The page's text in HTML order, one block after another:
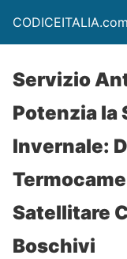
CODICEITALIA.com
Servizio
Potenzia la
Invernale:
Satellitare
Boschivi